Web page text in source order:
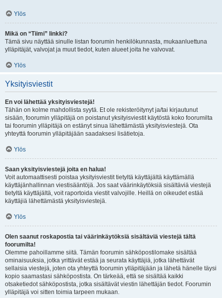
Ylös
Mikä on “Tiimi” linkki?
Tämä sivu näyttää sinulle listan foorumin henkilökunnasta, mukaanluettuna
ylläpitäjät, valvojat ja muut tiedot, kuten alueet joita he valvovat.
Ylös
Yksityisviestit
En voi lähettää yksityisviestejä!
Tähän on kolme mahdollista syytä. Et ole rekisteröitynyt ja/tai kirjautunut
sisään, foorumin ylläpitäjä on poistanut yksityisviestit käytöstä koko foorumilta
tai foorumin ylläpitäjä on estänyt sinua lähettämästä yksityisviestejä. Ota
yhteyttä foorumin ylläpitäjään saadaksesi lisätietoja.
Ylös
Saan yksityisviestejä joita en halua!
Voit automaattisesti poistaa yksityisviestit tietyltä käyttäjältä käyttämällä
käyttäjänhallinnan viestisääntöjä. Jos saat väärinkäytöksiä sisältäviä viestejä
tietyltä käyttäjältä, voit raportoida viestit valvojille. Heillä on oikeudet estää
käyttäjiä lähettämästä yksityisviestejä.
Ylös
Olen saanut roskapostia tai väärinkäytöksiä sisältäviä viestejä tältä
foorumilta!
Olemme pahoillamme siitä. Tämän foorumin sähköpostilomake sisältää
ominaisuuksia, jotka yrittävät estää ja seurata käyttäjiä, jotka lähettävät
sellaisia viestejä, joten ota yhteyttä foorumin ylläpitäjään ja lähetä hänelle täysi
kopio saamastasi sähköpostista. On tärkeää, että se sisältää kaikki
otsaketiedot sähköpostista, jotka sisältävät viestin lähettäjän tiedot. Foorumin
ylläpitäjä voi sitten toimia tarpeen mukaan.